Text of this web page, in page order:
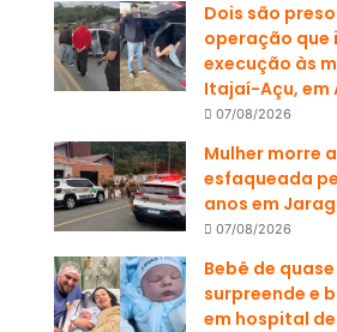
Dois são
operação que
execução às
Itajaí-Açu, em
07/08/2026
Mulher morre
esfaqueada
anos em
07/08/2026
Bebê de quase
surpreende e
em hospital de